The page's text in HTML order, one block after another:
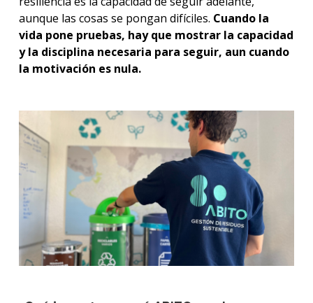
aunque las cosas se pongan difíciles. Cuando la
vida pone pruebas, hay que mostrar la capacidad
y la disciplina necesaria para seguir, aun cuando
la motivación es nula.